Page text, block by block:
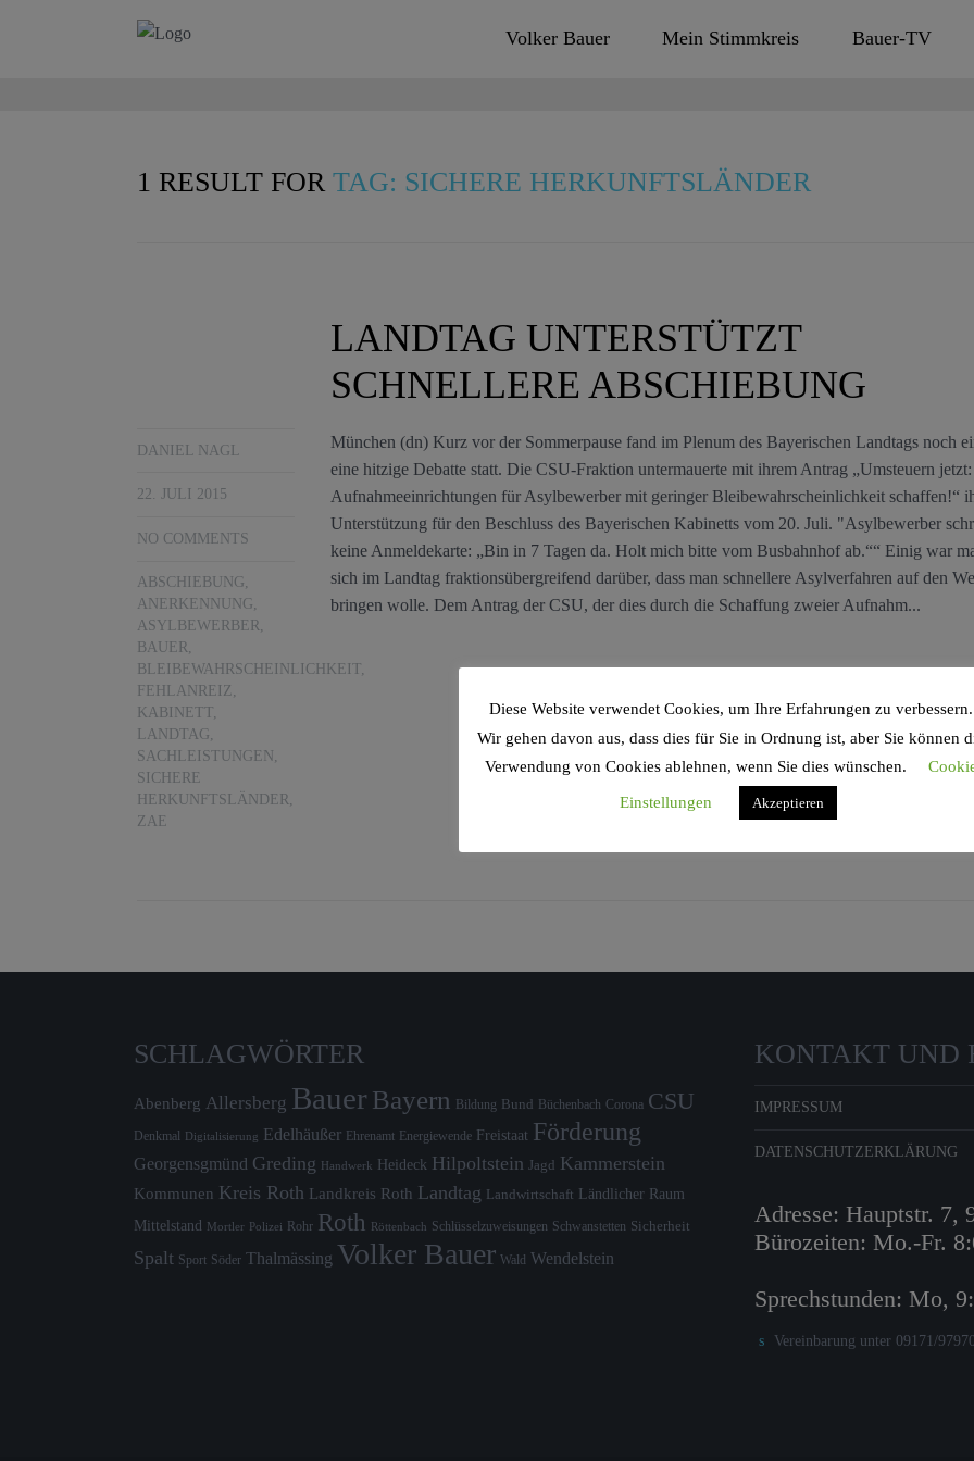
Volker Bauer Mein Stimmkreis Bauer-TV
1 RESULT FOR TAG: SICHERE HERKUNFTSLÄNDER
LANDTAG UNTERSTÜTZT
SCHNELLERE ABSCHIEBUNG
DANIEL NAGL
22. JULI 2015
NO COMMENTS
ABSCHIEBUNG,
ANERKENNUNG,
ASYLBEWERBER,
BAUER,
BLEIBEWAHRSCHEINLICHKEIT,
FEHLANREIZ,
KABINETT,
LANDTAG,
SACHLEISTUNGEN ,
SICHERE
HERKUNFTSLÄNDER,
ZAE
München (dn) Kurz vor der Sommerpause fand im Plenum des Bayerischen Landtags noch
eine hitzige Debatte statt. Die CSU-Fraktion untermauerte mit ihrem Antrag „Umsteuern jetzt:
Aufnahmeeinrichtungen für Asylbewerber mit geringer Bleibewahrscheinlichkeit schaffen!“
Unterstützung für den Beschluss des Bayerischen Kabinetts vom 20. Juli. "Asylbewerber
keine Anmeldekarte: „Bin in 7 Tagen da. Holt mich bitte vom Busbahnhof ab.““ Einig war
sich im Landtag fraktionsübergreifend darüber, dass man schnellere Asylverfahren auf den
bringen wolle. Dem Antrag der CSU, der dies durch die Schaffung zweier Aufnahm...
SCHLAGWÖRTER
Abenberg Allersberg Bauer Bayern Bildung Bund Büchenbach Corona CSU
Denkmal Digitalisierung Edelhäußer Ehrenamt Energiewende Freistaat Förderung
Georgensgmünd Greding Handwerk Heideck Hilpoltstein Jagd Kammerstein
Kommunen Kreis Roth Landkreis Roth Landtag Landwirtschaft Ländlicher Raum
Mittelstand Mortler Polizei Rohr Roth Röttenbach Schlüsselzuweisungen Schwanstetten Sicherheit
Spalt Sport Söder Thalmässing Volker Bauer Wald Wendelstein
KONTAKT UND
IMPRESSUM
DATENSCHUTZERKLÄRUNG
Adresse: Hauptstr. 7,
Bürozeiten: Mo.-Fr.
Sprechstunden: Mo,
Vereinbarung unter 09171/97970
Diese Website verwendet Cookies, um Ihre Erfahrungen zu verbessern.
Wir gehen davon aus, dass dies für Sie in Ordnung ist, aber Sie können
Verwendung von Cookies ablehnen, wenn Sie dies wünschen.
Einstellungen Akzeptieren